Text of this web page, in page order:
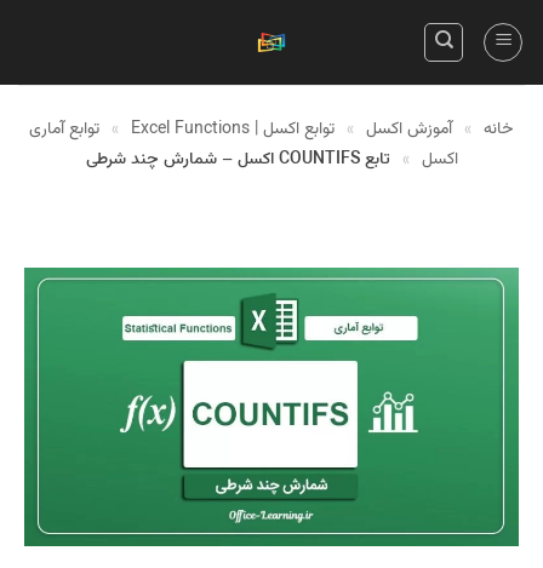
Skip
خانه » آموزش اکسل » توابع اکسل | Excel Functions » توابع آماری
اکسل » تابع COUNTIFS اکسل – شمارش چند شرطی